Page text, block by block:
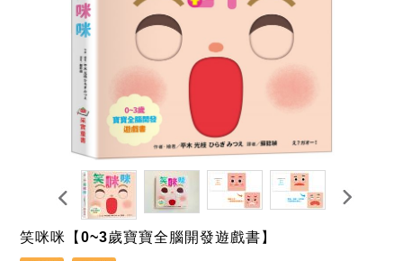
笑咪咪【0~3歲寶寶全腦開發遊戲書】